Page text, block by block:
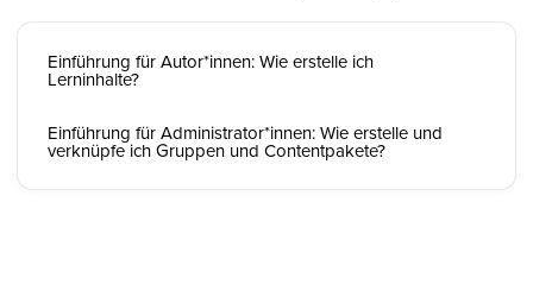
Einführung für Autor*innen: Wie erstelle ich
Lerninhalte?
Einführung für Administrator*innen: Wie erstelle und
verknüpfe ich Gruppen und Contentpakete?